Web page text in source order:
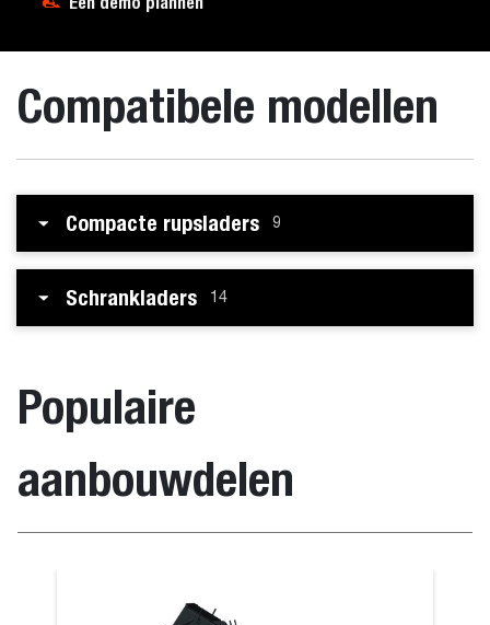
Compatibele modellen
Compacte rupsladers 9
Schrankladers 14
Populaire
aanbouwdelen